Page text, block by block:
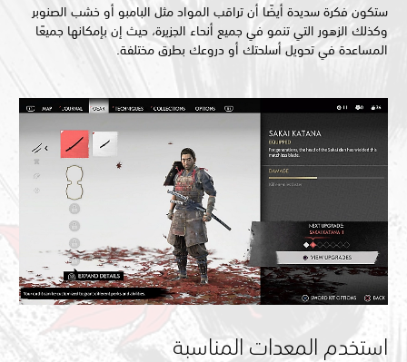
ستكون فكرة سديدة أيضًا أن تراقب المواد مثل البامبو أو خشب الصنوبر
وكذلك الزهور التي تنمو في جميع أنحاء الجزيرة، حيث إن بإمكانها جميعًا
المساعدة في تحويل أسلحتك أو دروعك بطرق مختلفة.
استخدم المعدات المناسبة